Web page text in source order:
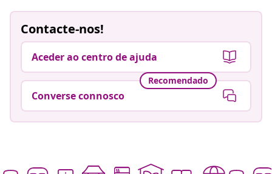
Contacte-nos!
Aceder ao centro de ajuda
Recomendado
Converse connosco